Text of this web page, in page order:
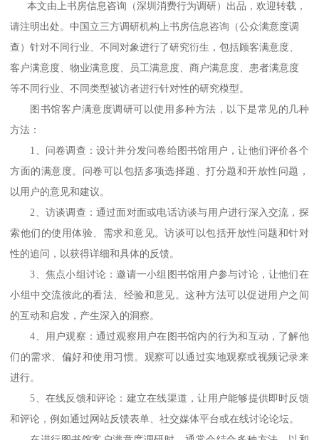
本文由上书房信息咨询（深圳消费行为调研） 出品，欢迎转载，
请注明出处。中国立三方调研机构上书房信息咨询 （公众满意度调
查）针对不同行业、不同对象进行了研究衍生，包括顾客满意度、
客户满意度、物业满意度、员工满意度、商户满意度、患者满意度
等不同行业、不同类型被访者进行针对性的研究模型。
图书馆客户满意度调研可以使用多种方法，以下是常见的几种
方法：
1、 问卷调查：设计并分发问卷给图书馆用户，让他们评价各个
方面的满意度。问卷可以包括多项选择题、打分题和开放性问题，
以用户的意见和建议。
2、 访谈调查：通过面对面或电话访谈与用户进行深入交流，探
索他们的使用体验、需求和意见。访谈可以包括开放性问题和针对
性的追问，以获得详细和具体的反馈。
3、 焦点小组讨论：邀请一小组图书馆用户参与讨论，让他们在
小组中交流彼此的看法、经验和意见。这种方法可以促进用户之间
的互动和启发，产生深入的洞察。
4、 用户观察：通过观察用户在图书馆内的行为和互动，了解他
们的需求、偏好和使用习惯。观察可以通过实地观察或视频记录来
进行。
5、 在线反馈和评论：建立在线渠道，让用户能够提供即时反馈
和评论，例如通过网站反馈表单、社交媒体平台或在线讨论论坛。